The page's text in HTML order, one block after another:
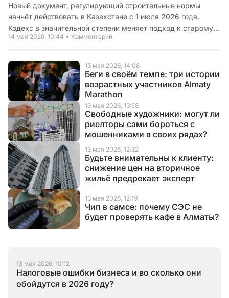
Новый документ, регулирующий строительные нормы
начнёт действовать в Казахстане с 1 июля 2026 года.
Кодекс в значительной степени меняет подход к старому
жилому фонду. О том, что ждёт хрущёвки и сталинки уже в
14 мая 2026, 10:44 Комментарий
Беги в своём темпе: три истории
возрастных участников Almaty
Marathon
13 мая 2026, 14:08
Свободные художники: могут ли
риелторы сами бороться с
мошенниками в своих рядах?
13 мая 2026, 13:58
Будьте внимательны к клиенту:
снижение цен на вторичное
жильё предрекает эксперт
13 мая 2026, 12:32
Чип в самсе: почему СЭС не
будет проверять кафе в Алматы?
13 мая 2026, 12:19
13 мая 2026, 10:12
Налоговые ошибки бизнеса и во сколько они
обойдутся в 2026 году?